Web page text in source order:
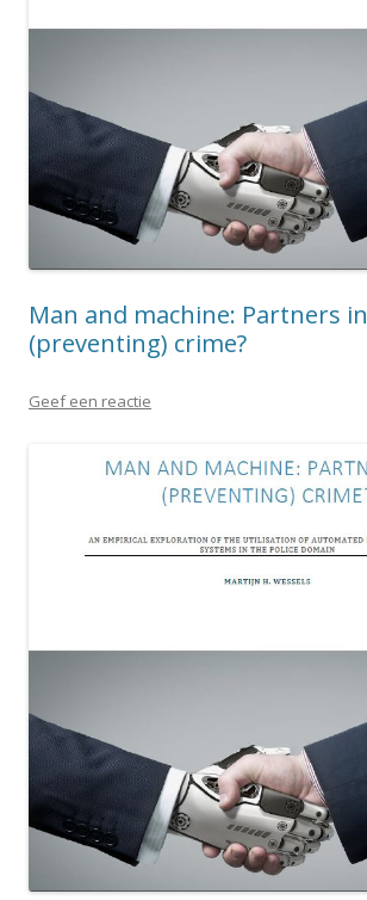
Man and machine: Partners in
(preventing) crime?
Geef een reactie